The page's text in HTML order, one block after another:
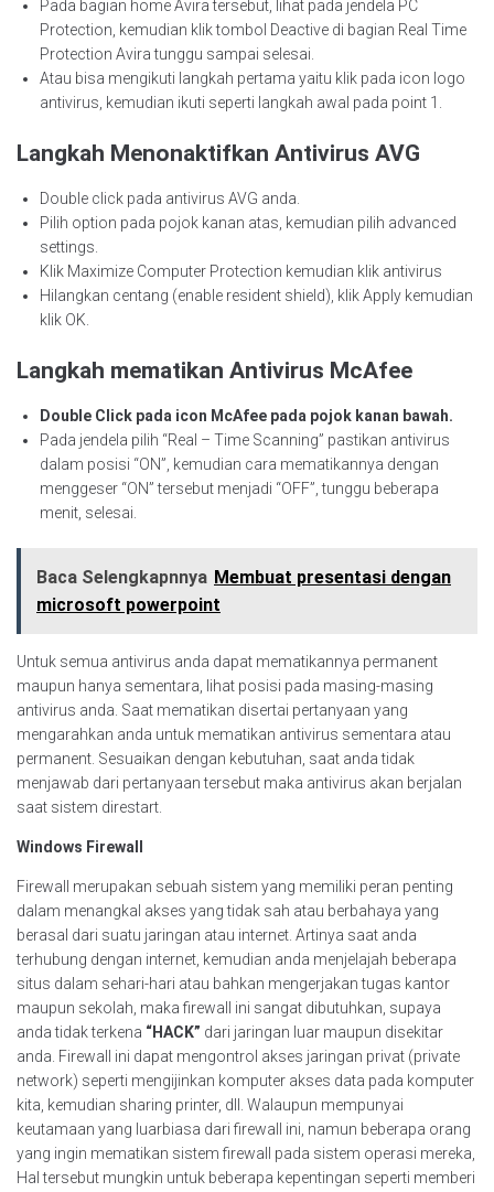
Pada bagian home Avira tersebut, lihat pada jendela PC
Protection, kemudian klik tombol Deactive di bagian Real Time
Protection Avira tunggu sampai selesai.
Atau bisa mengikuti langkah pertama yaitu klik pada icon logo
antivirus, kemudian ikuti seperti langkah awal pada point 1.
Langkah Menonaktifkan Antivirus AVG
Double click pada antivirus AVG anda.
Pilih option pada pojok kanan atas, kemudian pilih advanced
settings.
Klik Maximize Computer Protection kemudian klik antivirus
Hilangkan centang (enable resident shield), klik Apply kemudian
klik OK.
Langkah mematikan Antivirus McAfee
Double Click pada icon McAfee pada pojok kanan bawah.
Pada jendela pilih “Real – Time Scanning” pastikan antivirus
dalam posisi “ON”, kemudian cara mematikannya dengan
menggeser “ON” tersebut menjadi “OFF”, tunggu beberapa
menit, selesai.
Baca Selengkapnnya Membuat presentasi dengan
microsoft powerpoint
Untuk semua antivirus anda dapat mematikannya permanent
maupun hanya sementara, lihat posisi pada masing-masing
antivirus anda. Saat mematikan disertai pertanyaan yang
mengarahkan anda untuk mematikan antivirus sementara atau
permanent. Sesuaikan dengan kebutuhan, saat anda tidak
menjawab dari pertanyaan tersebut maka antivirus akan berjalan
saat sistem direstart.
Windows Firewall
Firewall merupakan sebuah sistem yang memiliki peran penting
dalam menangkal akses yang tidak sah atau berbahaya yang
berasal dari suatu jaringan atau internet. Artinya saat anda
terhubung dengan internet, kemudian anda menjelajah beberapa
situs dalam sehari-hari atau bahkan mengerjakan tugas kantor
maupun sekolah, maka firewall ini sangat dibutuhkan, supaya
anda tidak terkena “HACK” dari jaringan luar maupun disekitar
anda. Firewall ini dapat mengontrol akses jaringan privat (private
network) seperti mengijinkan komputer akses data pada komputer
kita, kemudian sharing printer, dll. Walaupun mempunyai
keutamaan yang luarbiasa dari firewall ini, namun beberapa orang
yang ingin mematikan sistem firewall pada sistem operasi mereka,
Hal tersebut mungkin untuk beberapa kepentingan seperti memberi